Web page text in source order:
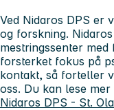
Ved Nidaros DPS er
og forskning.
mestringssenter
forsterket fokus på
kontakt, så forteller
oss. Du kan lese
Nidaros DPS - St.